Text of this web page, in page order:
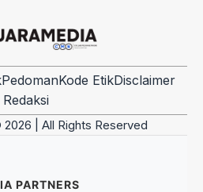
PedomanKode EtikDisclaimer
Redaksi
| All Rights Reserved
PARTNERS